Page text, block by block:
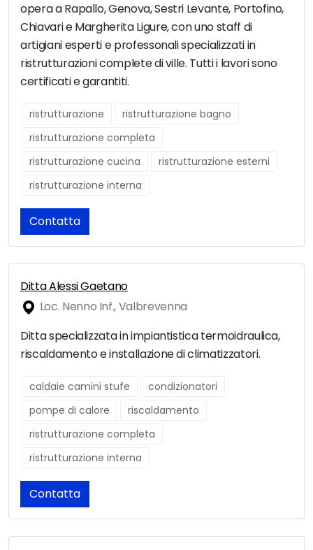
opera a Rapallo, Genova, Sestri Levante, Portofino,
Chiavari e Margherita Ligure, con uno staff di
artigiani esperti e professonali specializzati in
ristrutturazioni complete di ville. Tutti i lavori sono
certificati e garantiti.
ristrutturazione
ristrutturazione bagno
ristrutturazione completa
ristrutturazione cucina
ristrutturazione esterni
ristrutturazione interna
Contatta
Ditta Alessi Gaetano
Loc. Nenno Inf., Valbrevenna
Ditta specializzata in impiantistica termoidraulica,
riscaldamento e installazione di climatizzatori.
caldaie camini stufe
condizionatori
pompe di calore
riscaldamento
ristrutturazione completa
ristrutturazione interna
Contatta